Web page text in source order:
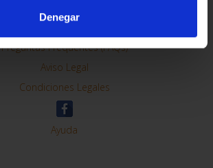
Denegar
Información General
Contacto
Preguntas Frequentes (FAQs)
Aviso Legal
Condiciones Legales
Ayuda